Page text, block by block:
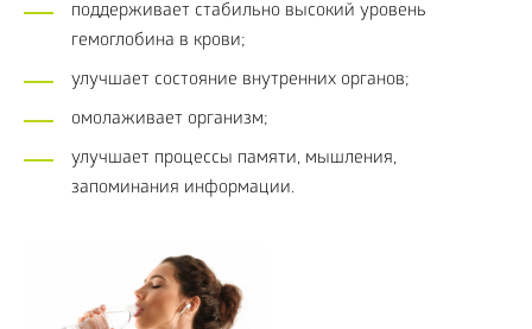
поддерживает стабильно высокий уровень
гемоглобина в крови;
улучшает состояние внутренних органов;
омолаживает организм;
улучшает процессы памяти, мышления,
запоминания информации.